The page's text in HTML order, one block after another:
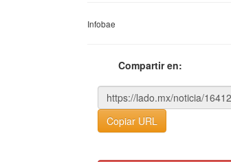
Infobae
Compartir en:
Copiar URL